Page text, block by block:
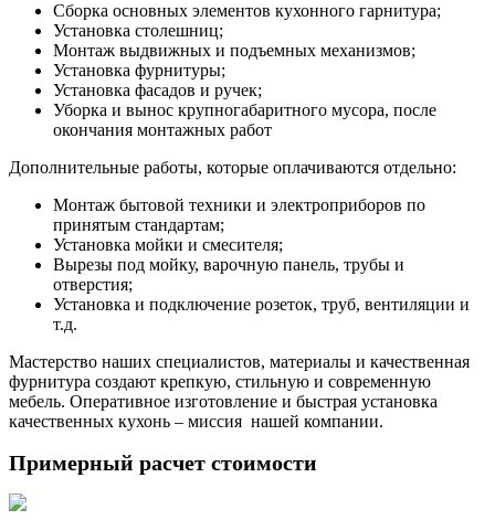
Сборка основных элементов кухонного гарнитура;
Установка столешниц;
Монтаж выдвижных и подъемных механизмов;
Установка фурнитуры;
Установка фасадов и ручек;
Уборка и вынос крупногабаритного мусора, после
окончания монтажных работ
Дополнительные работы, которые оплачиваются отдельно:
Монтаж бытовой техники и электроприборов по
принятым стандартам;
Установка мойки и смесителя;
Вырезы под мойку, варочную панель, трубы и
отверстия;
Установка и подключение розеток, труб, вентиляции и
т.д.
Мастерство наших специалистов, материалы и качественная
фурнитура создают крепкую, стильную и современную
мебель. Оперативное изготовление и быстрая установка
качественных кухонь – миссия нашей компании.
Примерный расчет стоимости